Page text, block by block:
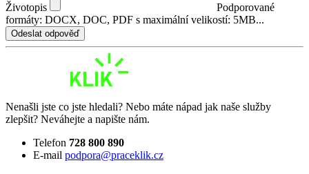
Životopis
Podporované
formáty: DOCX, DOC, PDF s maximální velikostí: 5MB...
Odeslat odpověď
Nenašli jste co jste hledali? Nebo máte nápad jak naše služby
zlepšit? Neváhejte a napište nám.
Telefon 728 800 890
E-mail podpora@praceklik.cz